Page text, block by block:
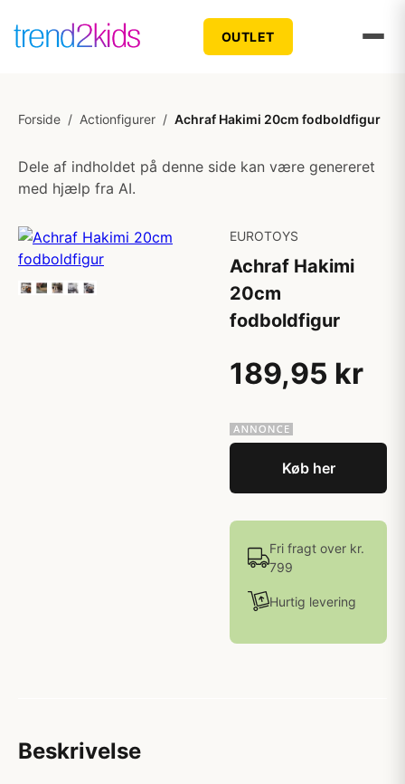
OUTLET
Forside / Actionfigurer / Achraf Hakimi 20cm fodboldfigur
Dele af indholdet på denne side kan være genereret
med hjælp fra AI.
EUROTOYS
Achraf Hakimi
20cm
fodboldfigur
189,95 kr
Køb her
Fri fragt over kr.
799
Hurtig levering
Beskrivelse